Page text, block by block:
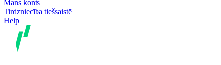
Mans konts
Tirdzniecība tiešsaistē
Help